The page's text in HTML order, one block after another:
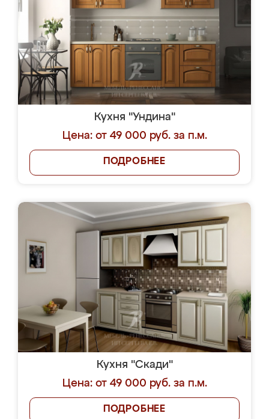
Кухня "Ундина"
Цена: от 49 000 руб. за п.м.
ПОДРОБНЕЕ
Кухня "Скади"
Цена: от 49 000 руб. за п.м.
ПОДРОБНЕЕ